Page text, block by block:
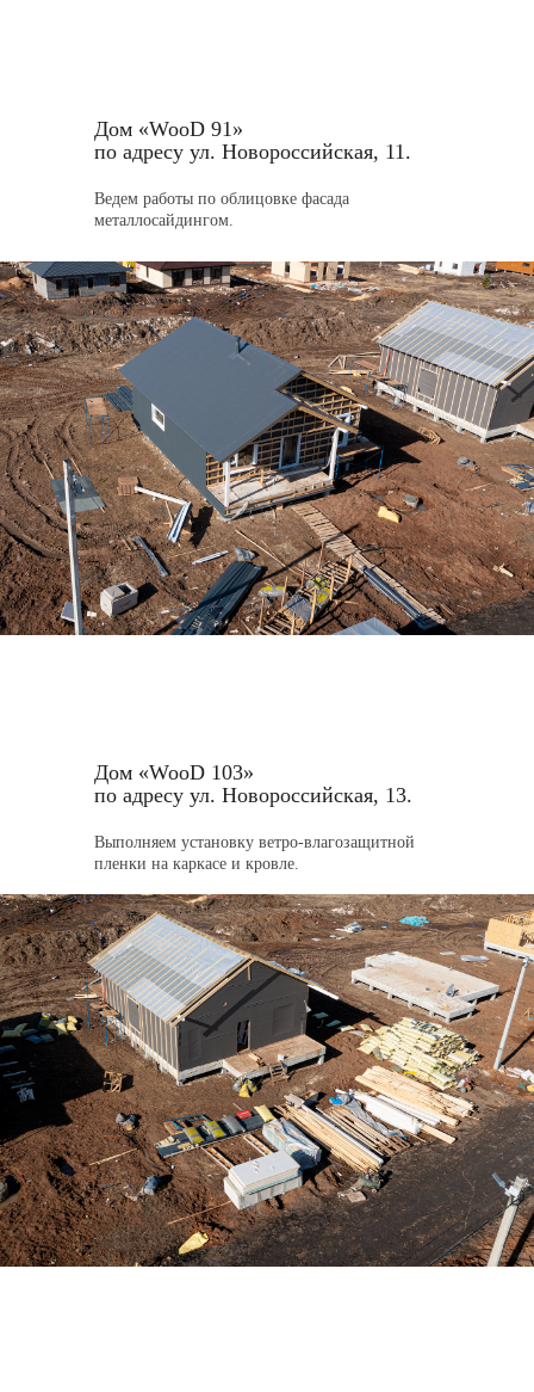
Ведем работы по облицовке фасада
металлосайдингом.
Дом «WooD 91»
по адресу ул. Новороссийская, 11.
Выполняем установку ветро-влагозащитной
пленки на каркасе и кровле.
Дом «WooD 103»
по адресу ул. Новороссийская, 13.
оплаты, новостях, акциях, скидках, условиях
оплаты, преимуществах загородной жизни и
Видео о загородной
жизни